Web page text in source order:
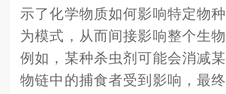
示了化学物质如何影响特定物
为模式，从而间接影响整个生
例如，某种杀虫剂可能会消减
物链中的捕食者受到影响，最